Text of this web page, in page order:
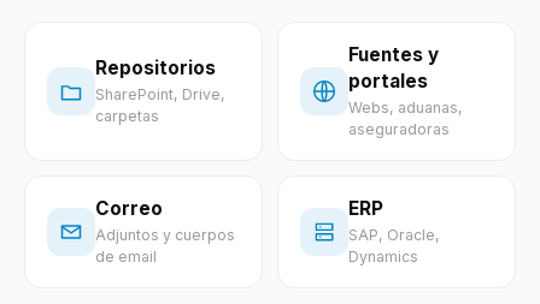
Repositorios
SharePoint, Drive,
carpetas
Fuentes y
portales
Webs, aduanas,
aseguradoras
Correo
Adjuntos y cuerpos
de email
ERP
SAP, Oracle,
Dynamics